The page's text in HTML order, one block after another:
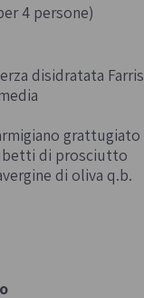
4 persone)
disidratata Farris
grattugiato
di prosciutto
di oliva q.b.